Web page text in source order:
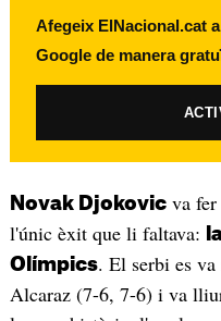
Afegeix ElNacional.cat
Google de manera
Novak Djokovicva fer
l'únic èxit que li faltava:
Olímpics. El serbi es
Alcaraz (7-6, 7-6) i va